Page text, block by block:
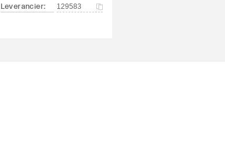
Leverancier: 129583